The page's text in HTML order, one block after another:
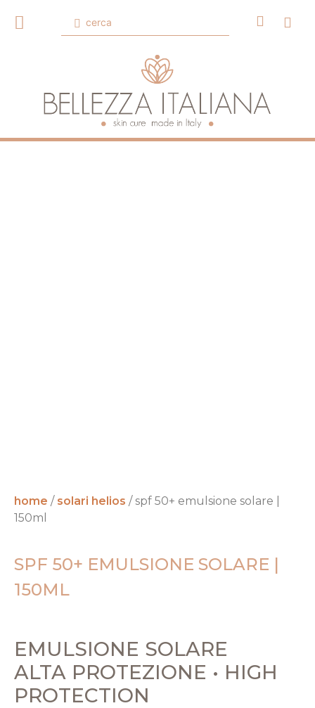
home / solari helios / spf 50+ emulsione solare |
150ml
SPF 50+ EMULSIONE SOLARE |
150ML
EMULSIONE SOLARE
ALTA PROTEZIONE • HIGH
PROTECTION